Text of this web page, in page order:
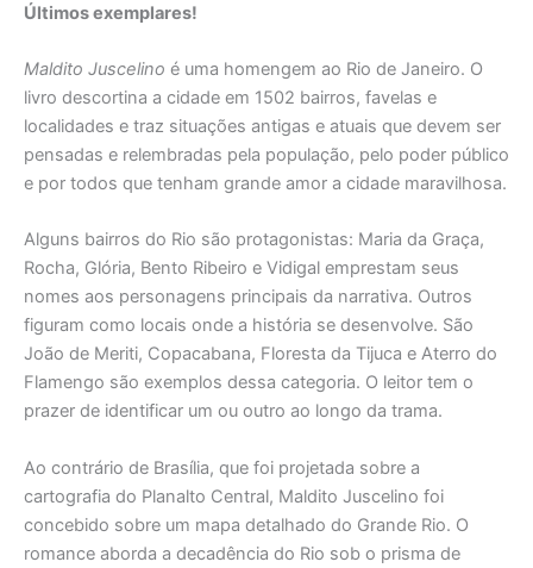
Últimos exemplares!
Maldito Juscelino é uma homengem ao Rio de Janeiro. O
livro descortina a cidade em 1502 bairros, favelas e
localidades e traz situações antigas e atuais que devem ser
pensadas e relembradas pela população, pelo poder público
e por todos que tenham grande amor a cidade maravilhosa.
Alguns bairros do Rio são protagonistas: Maria da Graça,
Rocha, Glória, Bento Ribeiro e Vidigal emprestam seus
nomes aos personagens principais da narrativa. Outros
figuram como locais onde a história se desenvolve. São
João de Meriti, Copacabana, Floresta da Tijuca e Aterro do
Flamengo são exemplos dessa categoria. O leitor tem o
prazer de identificar um ou outro ao longo da trama.
Ao contrário de Brasília, que foi projetada sobre a
cartografia do Planalto Central, Maldito Juscelino foi
concebido sobre um mapa detalhado do Grande Rio. O
romance aborda a decadência do Rio sob o prisma de